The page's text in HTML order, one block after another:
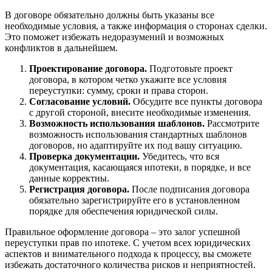
В договоре обязательно должны быть указаны все
необходимые условия, а также информация о сторонах сделки.
Это поможет избежать недоразумений и возможных
конфликтов в дальнейшем.
Проектирование договора. Подготовьте проект
договора, в котором четко укажите все условия
переуступки: сумму, сроки и права сторон.
Согласование условий. Обсудите все пункты договора
с другой стороной, внесите необходимые изменения.
Возможность использования шаблонов. Рассмотрите
возможность использования стандартных шаблонов
договоров, но адаптируйте их под вашу ситуацию.
Проверка документации. Убедитесь, что вся
документация, касающаяся ипотеки, в порядке, и все
данные корректны.
Регистрация договора. После подписания договора
обязательно зарегистрируйте его в установленном
порядке для обеспечения юридической силы.
Правильное оформление договора – это залог успешной
переуступки прав по ипотеке. С учетом всех юридических
аспектов и внимательного подхода к процессу, вы сможете
избежать достаточного количества рисков и неприятностей.